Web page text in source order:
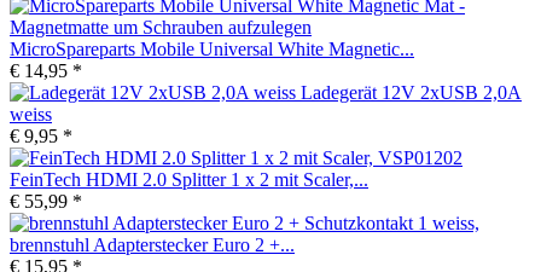
MicroSpareparts Mobile Universal White Magnetic...
€ 14,95 *
Ladegerät 12V 2xUSB 2,0A
weiss
€ 9,95 *
FeinTech HDMI 2.0 Splitter 1 x 2 mit Scaler,...
€ 55,99 *
brennstuhl Adapterstecker Euro 2 +...
€ 15,95 *